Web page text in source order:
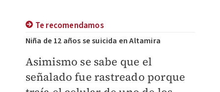
Te recomendamos
Niña de 12 años se suicida en Altamira
Asimismo se sabe que el
señalado fue rastreado porque